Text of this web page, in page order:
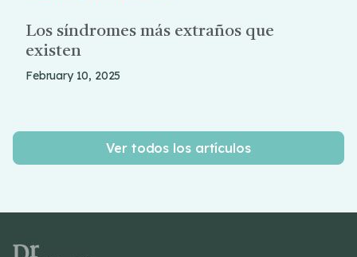
Los síndromes más extraños que
existen
February 10, 2025
Ver todos los artículos